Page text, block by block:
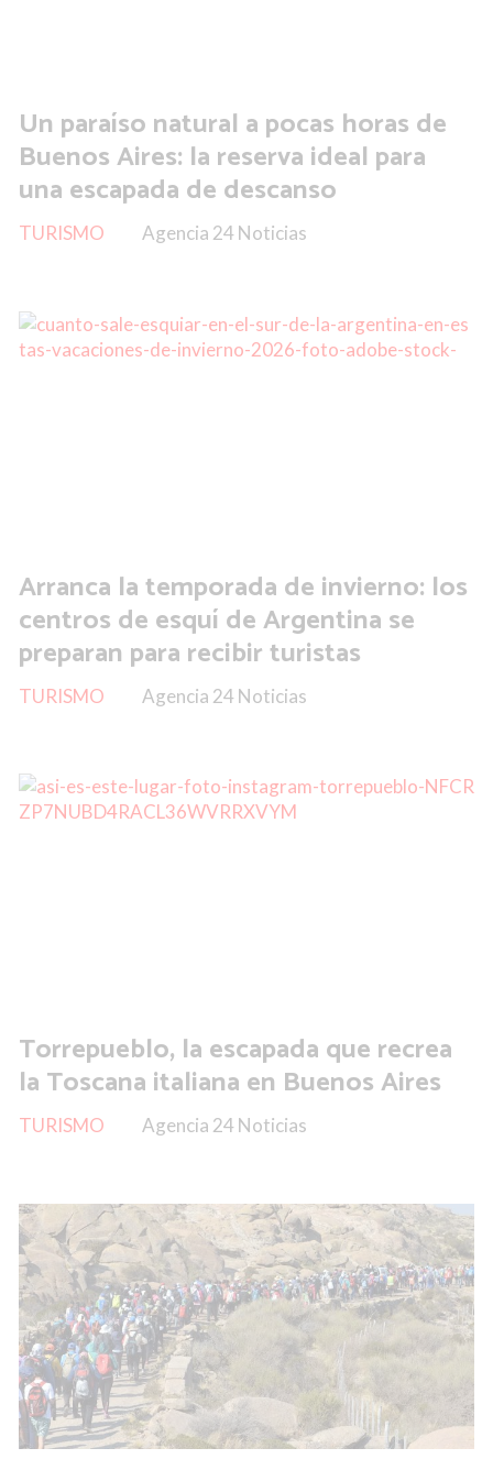
Un paraíso natural a pocas horas de
Buenos Aires: la reserva ideal para
una escapada de descanso
Agencia 24 Noticias
TURISMO
Arranca la temporada de invierno: los
centros de esquí de Argentina se
preparan para recibir turistas
Agencia 24 Noticias
TURISMO
Torrepueblo, la escapada que recrea
la Toscana italiana en Buenos Aires
Agencia 24 Noticias
TURISMO